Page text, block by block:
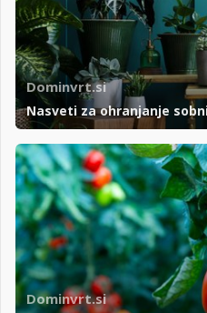
Dominvrt.si
Nasveti za ohranjanje
Dominvrt.si